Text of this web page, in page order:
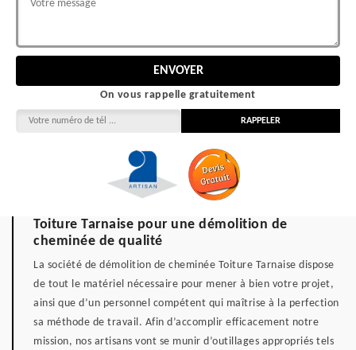
On vous rappelle gratuitement
Toiture Tarnaise pour une démolition de
cheminée de qualité
La société de démolition de cheminée Toiture Tarnaise dispose
de tout le matériel nécessaire pour mener à bien votre projet,
ainsi que d’un personnel compétent qui maîtrise à la perfection
sa méthode de travail. Afin d’accomplir efficacement notre
mission, nos artisans vont se munir d’outillages appropriés tels